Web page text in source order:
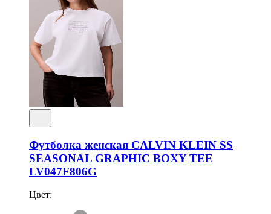
Футболка женская CALVIN KLEIN SS
SEASONAL GRAPHIC BOXY TEE
LV047F806G
Цвет: